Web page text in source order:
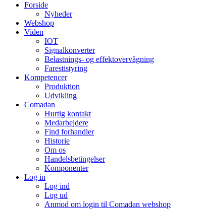
Forside
Nyheder
Webshop
Viden
IOT
Signalkonverter
Belastnings- og effektovervågning
Farestistyring
Kompetencer
Produktion
Udvikling
Comadan
Hurtig kontakt
Medarbejdere
Find forhandler
Historie
Om os
Handelsbetingelser
Komponenter
Log in
Log ind
Log ud
Anmod om login til Comadan webshop